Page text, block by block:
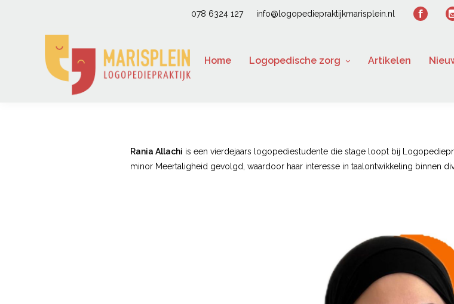
078 6324 127 info@logopediepraktijkmarisplein.nl
Home Logopedische zorg Artikelen
Rania Allachi is een vierdejaars logopediestudente die stage loopt bij
minor Meertaligheid gevolgd, waardoor haar interesse in taalontwikkeling binnen